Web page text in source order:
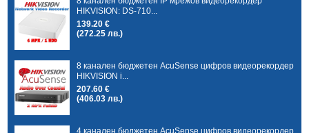
HIKVISION: DS-710...
139.20 €
(272.25 лв.)
8 канален бюджетен AcuSense цифров видеорекордер
HIKVISION i...
207.60 €
(406.03 лв.)
4 канален бюджетен AcuSense цифров видеорекордер